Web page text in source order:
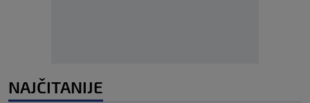
NAJČITANIJE